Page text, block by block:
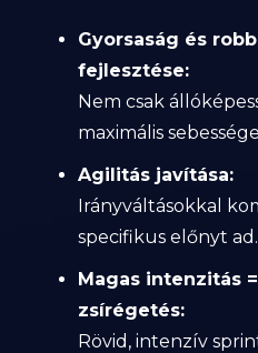
Gyorsaság és
fejlesztése:
Nem csak
maximális
Agilitás javítása:
Irányváltásokkal
specifikus előnyt ad.
Magas intenzitás
zsírégetés:
Rövid, intenzív